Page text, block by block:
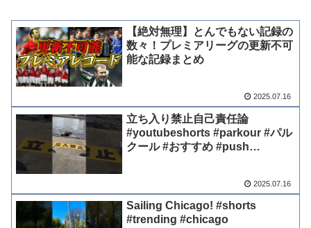
【絶対無理】とんでもない記録の
数々！プレミアリーグの更新不可
能な記録まとめ
2025.07.16
立ち入り禁止自己責任論
#youtubeshorts #parkour #パル
クール #おすすめ #push
2025.07.16
Sailing Chicago! #shorts
#trending #chicago